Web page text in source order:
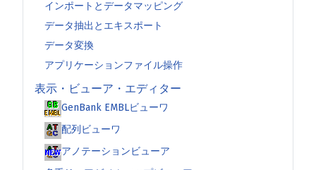
インポートとデータマッピング
データ抽出とエキスポート
データ変換
アプリケーションファイル操作
表示・ビューア・エディター
GenBank EMBLビューワ
配列ビューワ
アノテーションビューア